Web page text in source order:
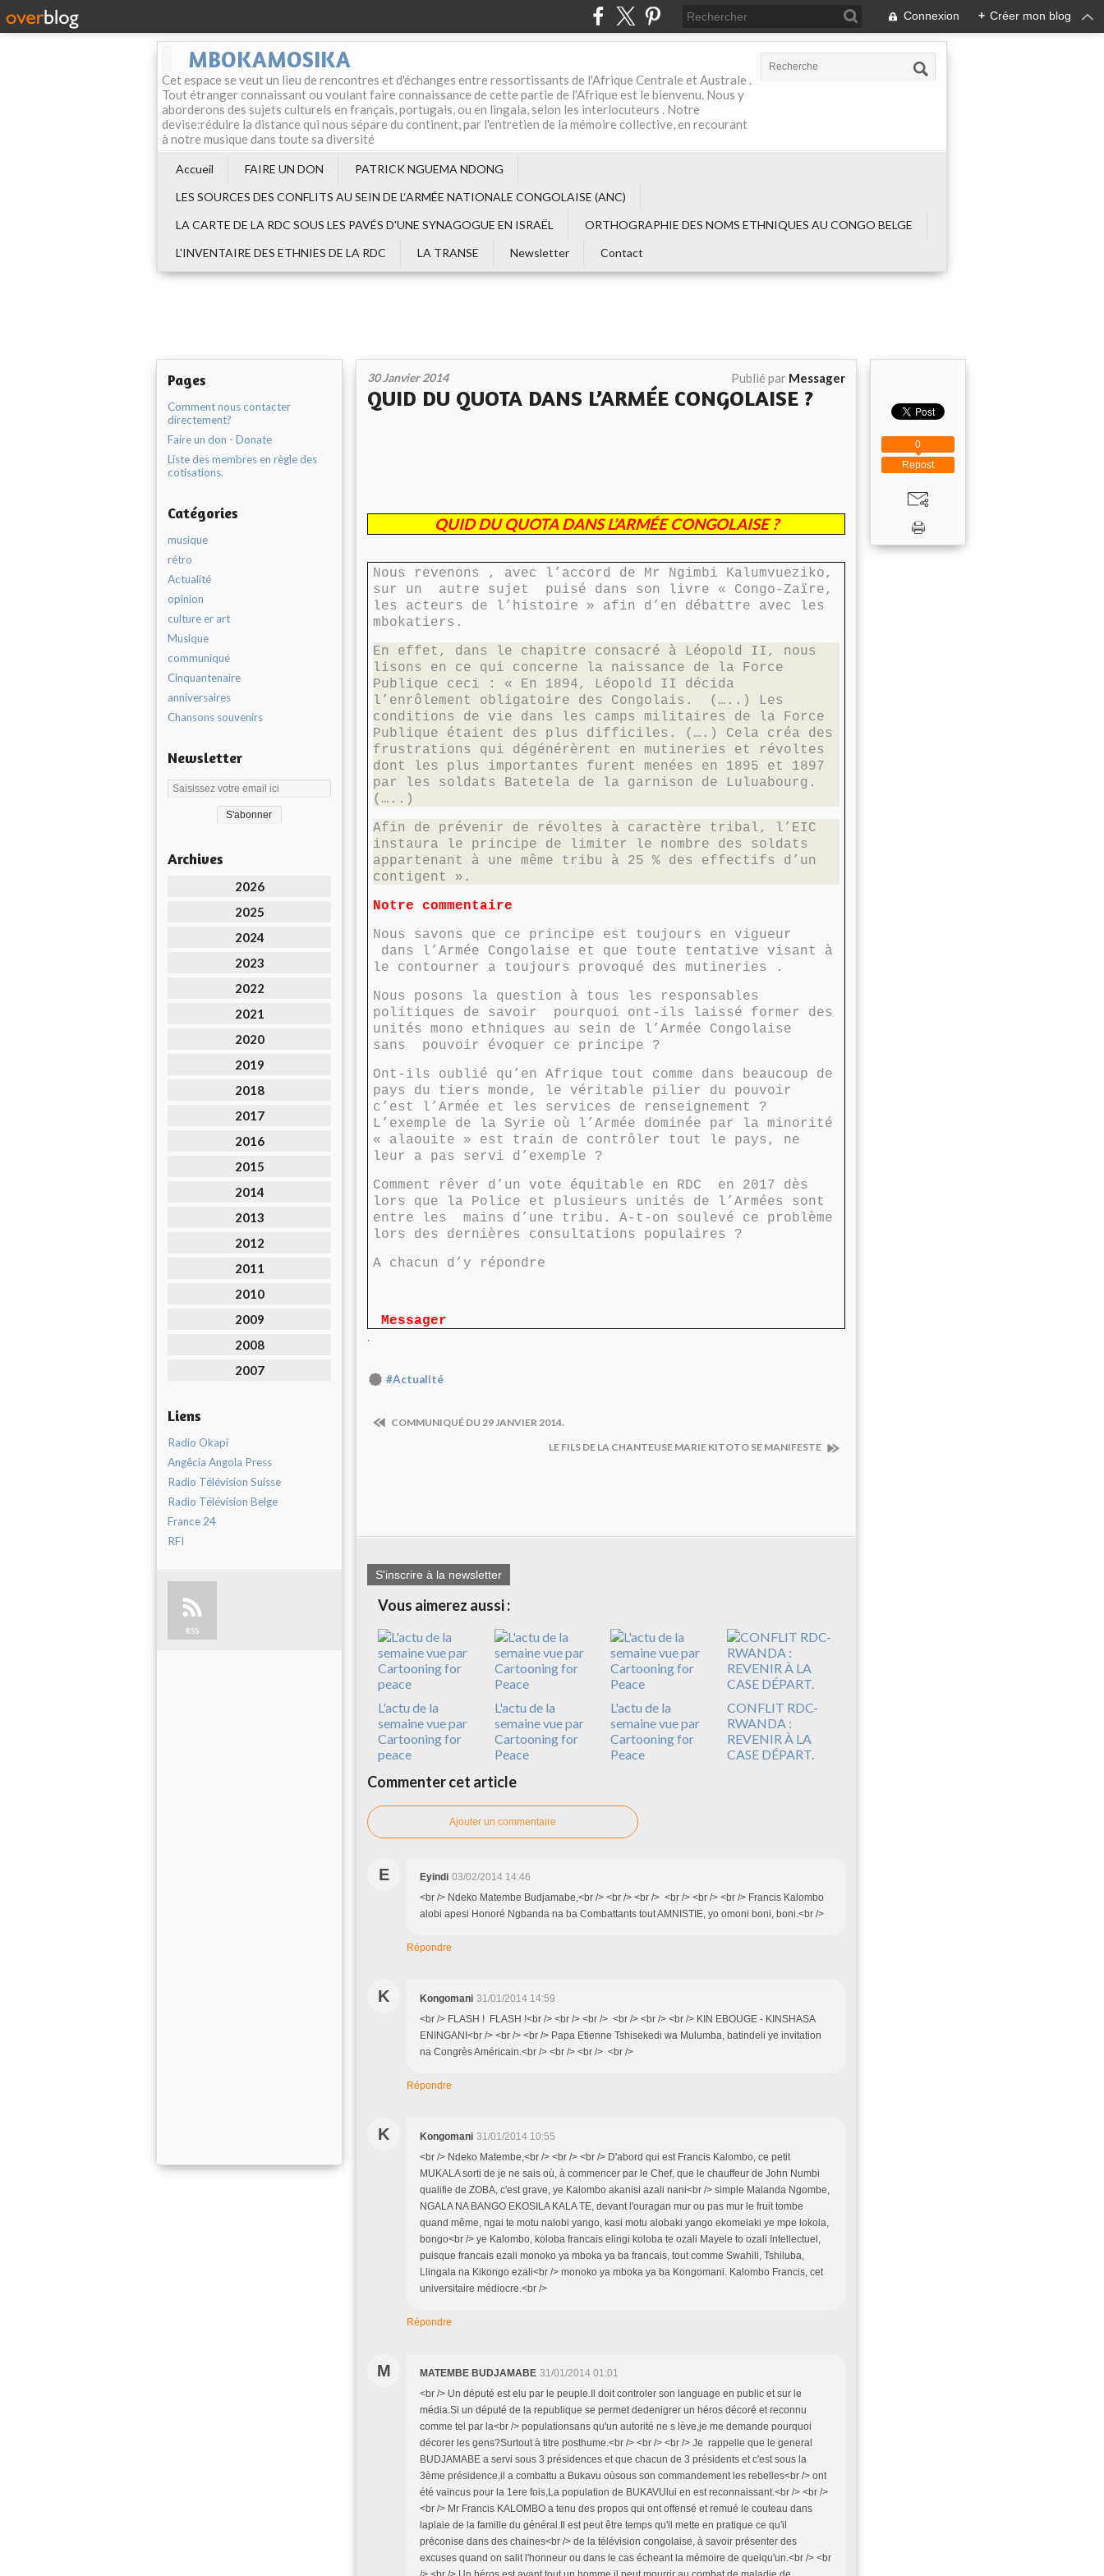
Connexion + Créer mon blog
MBOKAMOSIKA
Cet espace se veut un lieu de rencontres et d'échanges entre ressortissants de l'Afrique Centrale et Australe .
Tout étranger connaissant ou voulant faire connaissance de cette partie de l'Afrique est le bienvenu. Nous y
aborderons des sujets culturels en français, portugais, ou en lingala, selon les interlocuteurs . Notre
devise:réduire la distance qui nous sépare du continent, par l'entretien de la mémoire collective, en recourant
à notre musique dans toute sa diversité
Accueil FAIRE UN DON
PATRICK NGUEMA NDONG
LES SOURCES DES CONFLITS AU SEIN DE L‘ARMÉE NATIONALE CONGOLAISE (ANC)
LA CARTE DE LA RDC SOUS LES PAVÉS D'UNE SYNAGOGUE EN ISRAËL
ORTHOGRAPHIE DES NOMS ETHNIQUES AU CONGO BELGE
L'INVENTAIRE DES ETHNIES DE LA RDC
LA TRANSE Newsletter Contact
Pages
Comment nous contacter
directement?
Faire un don - Donate
Liste des membres en règle des
cotisations.
Catégories
musique
rétro
Actualité
opinion
culture er art
Musique
communiqué
Cinquantenaire
anniversaires
Chansons souvenirs
Newsletter
Archives
2026
2025
2024
2023
2022
2021
2020
2019
2018
2017
2016
2015
2014
2013
2012
2011
2010
2009
2008
2007
Liens
Radio Okapi
Angêcia Angola Press
Radio Télévision Suisse
Radio Télévision Belge
France 24
RFI
RSS
30 Janvier 2014 Publié par Messager
QUID DU QUOTA DANS L’ARMÉE CONGOLAISE ?
QUID DU QUOTA DANS L’ARMÉE CONGOLAISE ?
Nous revenons , avec l’accord de Mr Ngimbi Kalumvueziko,
sur un
autre sujet
puisé dans son livre « Congo-Zaïre,
les acteurs de l’histoire » afin d’en débattre avec les
mbokatiers.
En effet, dans le chapitre consacré à Léopold II, nous
lisons en ce qui concerne la naissance de la Force
Publique ceci : « En 1894, Léopold II décida
l’enrôlement obligatoire des Congolais.
(…..) Les
conditions de vie dans les camps militaires de la Force
Publique étaient des plus difficiles. (….) Cela créa des
frustrations qui dégénérèrent en mutineries et révoltes
dont les plus importantes furent menées en 1895 et 1897
par les soldats Batetela de la garnison de Luluabourg.
(…..)
Afin de prévenir de révoltes à caractère tribal, l’EIC
instaura le principe de limiter le nombre des soldats
appartenant à une même tribu à 25 % des effectifs d’un
contigent ».
Notre commentaire
Nous savons que ce principe est toujours en vigueur
dans l’Armée Congolaise et que toute tentative visant à
le contourner a toujours provoqué des mutineries .
Nous posons la question à tous les responsables
politiques de savoir
pourquoi ont-ils laissé former des
unités mono ethniques au sein de l’Armée Congolaise
sans
pouvoir évoquer ce principe ?
Ont-ils oublié qu’en Afrique tout comme dans beaucoup de
pays du tiers monde, le véritable pilier du pouvoir
c’est l’Armée et les services de renseignement ?
L’exemple de la Syrie où l’Armée dominée par la minorité
« alaouite » est train de contrôler tout le pays, ne
leur a pas servi d’exemple ?
Comment rêver d’un vote équitable en RDC
en 2017 dès
lors que la Police et plusieurs unités de l’Armées sont
entre les
mains d’une tribu. A-t-on soulevé ce problème
lors des dernières consultations populaires ?
A chacun d’y répondre
Messager
.
#Actualité
COMMUNIQUÉ DU 29 JANVIER 2014.
LE FILS DE LA CHANTEUSE MARIE KITOTO SE MANIFESTE
S'inscrire à la newsletter
Vous aimerez aussi :
L'actu de la
semaine vue par
Cartooning for
peace
L'actu de la
semaine vue par
Cartooning for
Peace
L'actu de la
semaine vue par
Cartooning for
Peace
CONFLIT RDC-
RWANDA :
REVENIR À LA
CASE DÉPART.
Commenter cet article
Ajouter un commentaire
E Eyindi 03/02/2014 14:46
<br /> Ndeko Matembe Budjamabe,<br /> <br /> <br /> <br /> <br /> <br /> Francis Kalombo
alobi apesi Honoré Ngbanda na ba Combattants tout AMNISTIE, yo omoni boni, boni.<br />
Répondre
K Kongomani 31/01/2014 14:59
<br /> FLASH ! FLASH !<br /> <br /> <br /> <br /> <br /> <br /> KIN EBOUGE - KINSHASA
ENINGANI<br /> <br /> <br /> Papa Etienne Tshisekedi wa Mulumba, batindeli ye invitation
na Congrès Américain.<br /> <br /> <br /> <br />
Répondre
K Kongomani 31/01/2014 10:55
<br /> Ndeko Matembe,<br /> <br /> <br /> D'abord qui est Francis Kalombo, ce petit
MUKALA sorti de je ne sais où, à commencer par le Chef, que le chauffeur de John Numbi
qualifie de ZOBA, c'est grave, ye Kalombo akanisi azali nani<br /> simple Malanda Ngombe,
NGALA NA BANGO EKOSILA KALA TE, devant l'ouragan mur ou pas mur le fruit tombe
quand même, ngai te motu nalobi yango, kasi motu alobaki yango ekomelaki ye mpe lokola,
bongo<br /> ye Kalombo, koloba francais elingi koloba te ozali Mayele to ozali Intellectuel,
puisque francais ezali monoko ya mboka ya ba francais, tout comme Swahili, Tshiluba,
Llingala na Kikongo ezali<br /> monoko ya mboka ya ba Kongomani. Kalombo Francis, cet
universitaire médiocre.<br />
Répondre
M MATEMBE BUDJAMABE 31/01/2014 01:01
<br /> Un député est elu par le peuple.Il doit controler son language en public et sur le
média.Si un député de la republique se permet dedenigrer un héros décoré et reconnu
comme tel par la<br /> populationsans qu'un autorité ne s lève,je me demande pourquoi
décorer les gens?Surtout à titre posthume.<br /> <br /> <br /> Je rappelle que le general
BUDJAMABE a servi sous 3 présidences et que chacun de 3 présidents et c'est sous la
3ème présidence,il a combattu a Bukavu oùsous son commandement les rebelles<br /> ont
été vaincus pour la 1ere fois,La population de BUKAVUlui en est reconnaissant.<br /> <br />
<br /> Mr Francis KALOMBO a tenu des propos qui ont offensé et remué le couteau dans
laplaie de la famille du général.Il est peut être temps qu'il mette en pratique ce qu'il
préconise dans des chaines<br /> de la télévision congolaise, à savoir présenter des
excuses quand on salit l'honneur ou dans le cas écheant la mémoire de quelqu'un.<br /> <br
Repost
0